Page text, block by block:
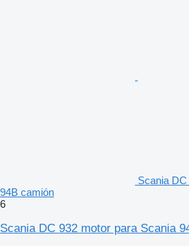
Scania
94B camión
6
Scania DC 932 motor para Scania